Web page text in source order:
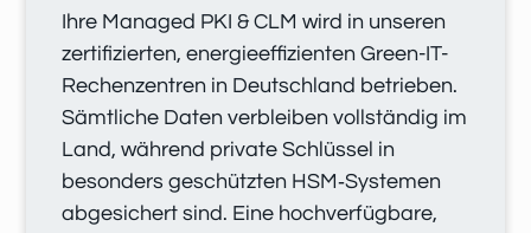
Ihre Managed PKI & CLM wird in unseren
zertifizierten, energieeffizienten Green-IT-
Rechenzentren in Deutschland betrieben.
Sämtliche Daten verbleiben vollständig im
Land, während private Schlüssel in
besonders geschützten HSM‑Systemen
abgesichert sind. Eine hochverfügbare,